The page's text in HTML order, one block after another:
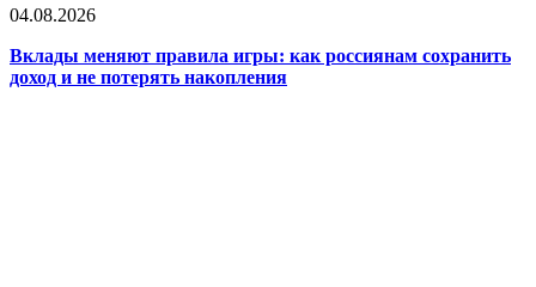
04.08.2026
Вклады меняют правила игры: как россиянам сохранить
доход и не потерять накопления